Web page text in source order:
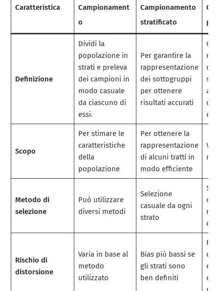
Caratteristica
Campionament
o
Campionamento
stratificato
Definizione
Dividi la
popolazione in
strati e preleva
dei campioni in
modo casuale
da ciascuno di
essi.
Per garantire la
rappresentazione
dei sottogruppi
per ottenere
risultati accurati
di
Scopo
Per stimare le
caratteristiche
della
popolazione
Per ottenere la
rappresentazione
di alcuni tratti in
modo efficiente
Metodo di
selezione
Può utilizzare
diversi metodi
Selezione
casuale da ogni
strato
Rischio di
distorsione
Varia in base al
metodo
utilizzato
Bias più bassi se
gli strati sono
ben definiti
di